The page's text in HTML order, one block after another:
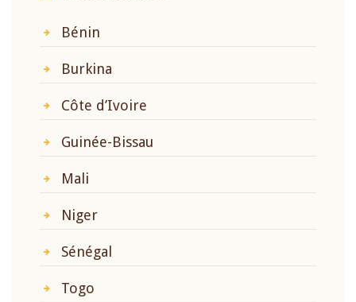
Bénin
Burkina
Côte d’Ivoire
Guinée-Bissau
Mali
Niger
Sénégal
Togo